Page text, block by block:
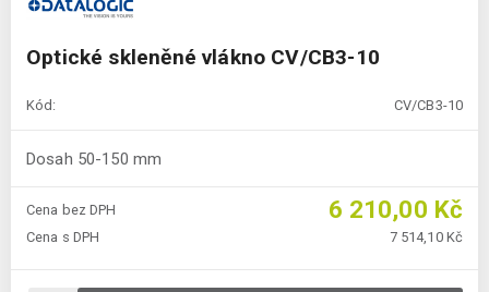
Optické skleněné vlákno CV/CB3-10
Kód: CV/CB3-10
Dosah 50-150 mm
Cena bez DPH 6 210,00 Kč
Cena s DPH 7 514,10 Kč